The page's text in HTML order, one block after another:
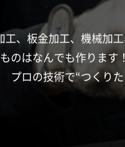
工、板金加工、機械加工
のはなんでも作ります！
プロの技術で“つくり